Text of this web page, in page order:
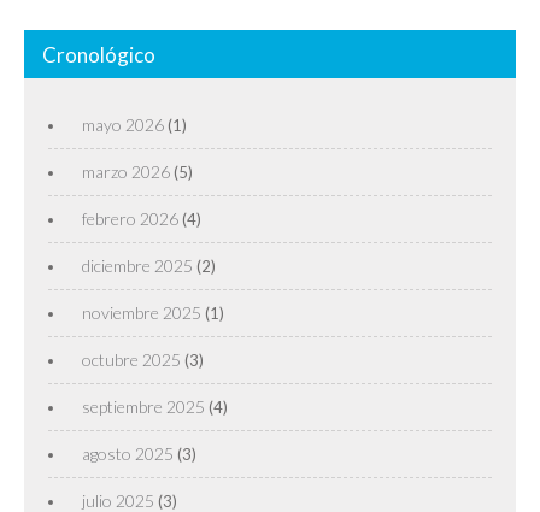
Cronológico
mayo 2026 (1)
marzo 2026 (5)
febrero 2026 (4)
diciembre 2025 (2)
noviembre 2025 (1)
octubre 2025 (3)
septiembre 2025 (4)
agosto 2025 (3)
julio 2025 (3)